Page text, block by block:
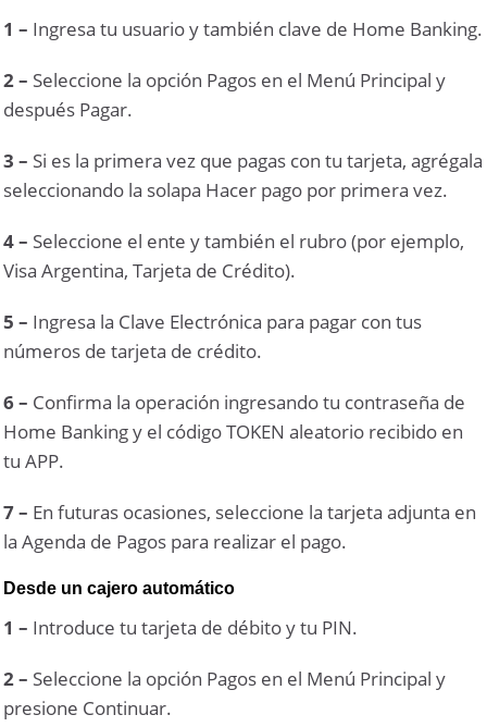
1 – Ingresa tu usuario y también clave de Home Banking.
2 – Seleccione la opción Pagos en el Menú Principal y
después Pagar.
3 – Si es la primera vez que pagas con tu tarjeta, agrégala
seleccionando la solapa Hacer pago por primera vez.
4 – Seleccione el ente y también el rubro (por ejemplo,
Visa Argentina, Tarjeta de Crédito).
5 – Ingresa la Clave Electrónica para pagar con tus
números de tarjeta de crédito.
6 – Confirma la operación ingresando tu contraseña de
Home Banking y el código TOKEN aleatorio recibido en
tu APP.
7 – En futuras ocasiones, seleccione la tarjeta adjunta en
la Agenda de Pagos para realizar el pago.
Desde un cajero automático
1 – Introduce tu tarjeta de débito y tu PIN.
2 – Seleccione la opción Pagos en el Menú Principal y
presione Continuar.